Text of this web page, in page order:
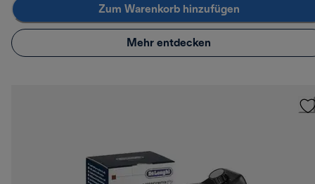
Zum Warenkorb hinzufügen
Mehr entdecken